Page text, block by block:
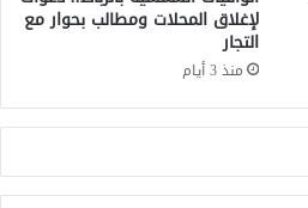
لإغلاق المحلات ومطالب بحوار مع
التجار
منذ 3 أيام